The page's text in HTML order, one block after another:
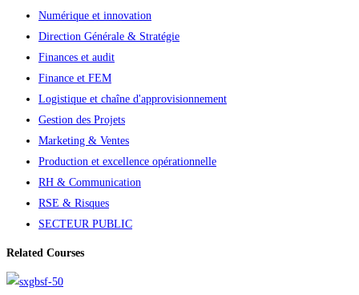
Numérique et innovation
Direction Générale & Stratégie
Finances et audit
Finance et FEM
Logistique et chaîne d'approvisionnement
Gestion des Projets
Marketing & Ventes
Production et excellence opérationnelle
RH & Communication
RSE & Risques
SECTEUR PUBLIC
Related Courses